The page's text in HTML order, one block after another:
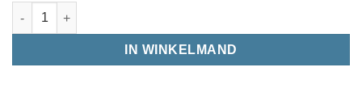
IN WINKELMAND